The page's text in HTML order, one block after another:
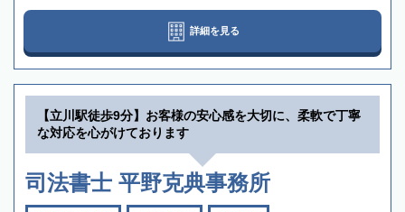
詳細を見る
【立川駅徒歩9分】お客様の安心感を大切に、柔軟で丁寧
な対応を心がけております
司法書士 平野克典事務所